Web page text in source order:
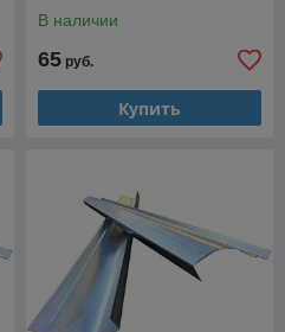
В наличии
65 руб.
Купить